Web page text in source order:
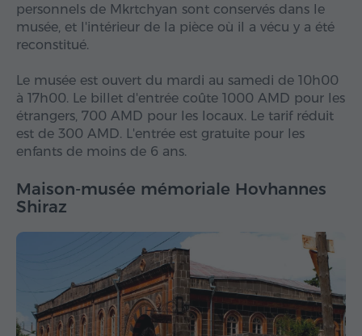
personnels de Mkrtchyan sont conservés dans le
musée, et l'intérieur de la pièce où il a vécu y a été
reconstitué.
Le musée est ouvert du mardi au samedi de 10h00
à 17h00. Le billet d'entrée coûte 1000 AMD pour les
étrangers, 700 AMD pour les locaux. Le tarif réduit
est de 300 AMD. L'entrée est gratuite pour les
enfants de moins de 6 ans.
Maison-musée mémoriale Hovhannes
Shiraz